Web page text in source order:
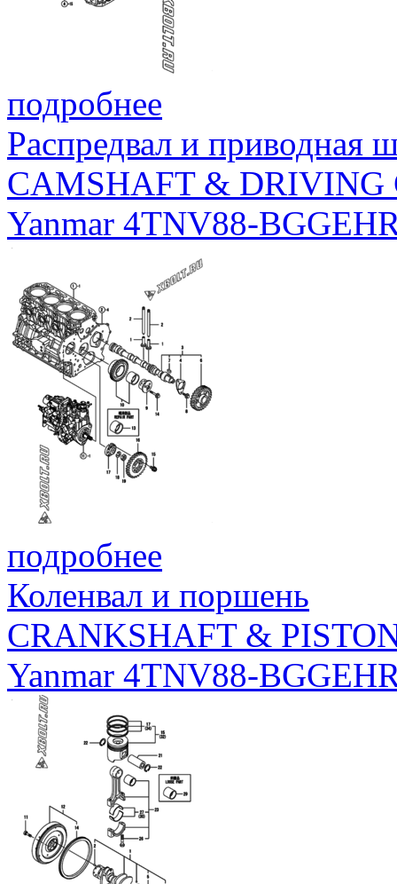
подробнее
Распредвал и приводная
CAMSHAFT & DRIVING
Yanmar 4TNV88-
подробнее
Коленвал и поршень
CRANKSHAFT &
Yanmar 4TNV88-